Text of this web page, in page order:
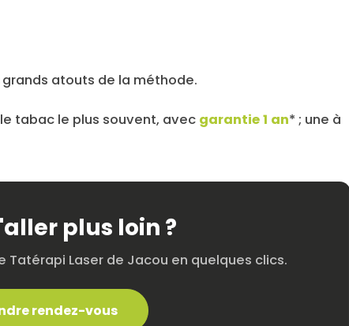
grands atouts de la méthode.
tabac le plus souvent, avec garantie 1 an* ; une à
plus loin ?
Tatérapi Laser de Jacou en quelques clics.
rendez-vous